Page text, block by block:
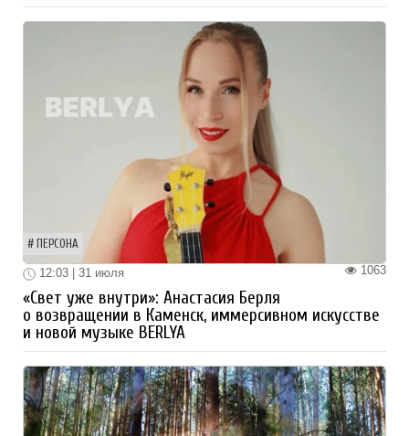
ПЕРСОНА
1063
12:03 | 31 июля
«Свет уже внутри»: Анастасия Берля
о возвращении в Каменск, иммерсивном искусстве
и новой музыке BERLYA